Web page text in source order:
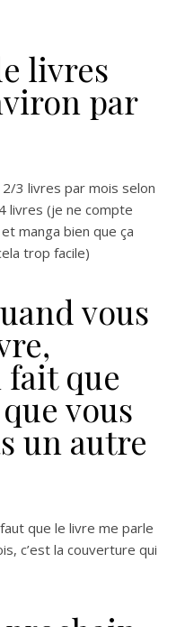
livres
par
livres par mois selon
livres (je ne compte
manga bien que ça
trop facile)
vous
fait que
vous
un autre
que le livre me parle
c’est la couverture qui